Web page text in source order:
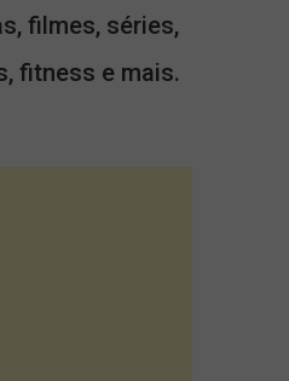
filmes, séries,
fitness e mais.